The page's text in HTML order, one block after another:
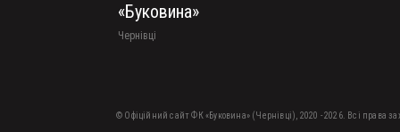
«Буковина»
Чернівці
© Офіційний сайт ФК «Буковина» (Чернівці), 2020 - 2026. Всі права